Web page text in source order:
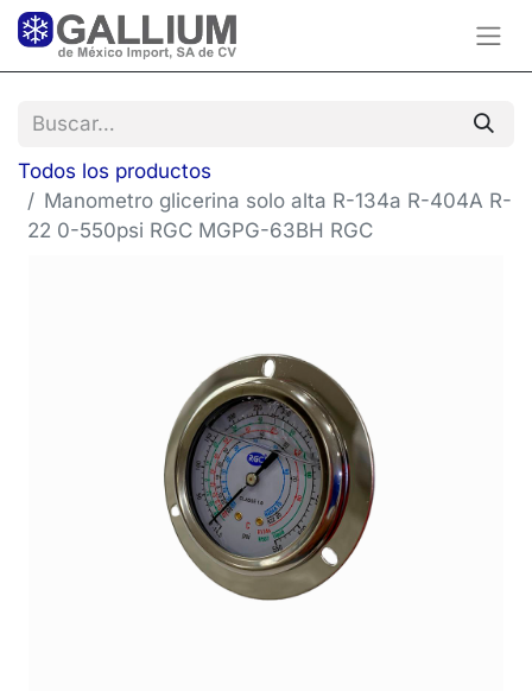
Todos los productos
Manometro glicerina solo alta R-134a R-404A R-
22 0-550psi RGC MGPG-63BH RGC